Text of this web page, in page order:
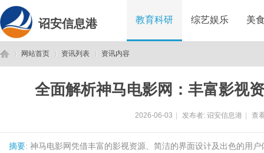
诏安信息港 教育科研 综艺娱乐 美
网站首页 资讯列表 资讯内容
全面解析神马电影网：丰富影视
2026-06-03 发布者: 诏安信息港 查
摘要: 神马电影网凭借丰富的影视资源、简洁的界面设计及出色的用